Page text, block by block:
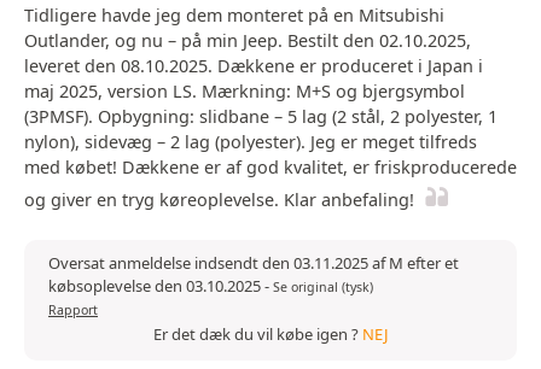
Tidligere havde jeg dem monteret på en Mitsubishi
Outlander, og nu – på min Jeep. Bestilt den 02.10.2025,
leveret den 08.10.2025. Dækkene er produceret i Japan i
maj 2025, version LS. Mærkning: M+S og bjergsymbol
(3PMSF). Opbygning: slidbane – 5 lag (2 stål, 2 polyester, 1
nylon), sidevæg – 2 lag (polyester). Jeg er meget tilfreds
med købet! Dækkene er af god kvalitet, er friskproducerede
og giver en tryg køreoplevelse. Klar anbefaling!
Oversat anmeldelse indsendt den 03.11.2025 af M efter et
købsoplevelse den 03.10.2025- Se original (tysk)
Rapport
Er det dæk du vil købe igen ? NEJ